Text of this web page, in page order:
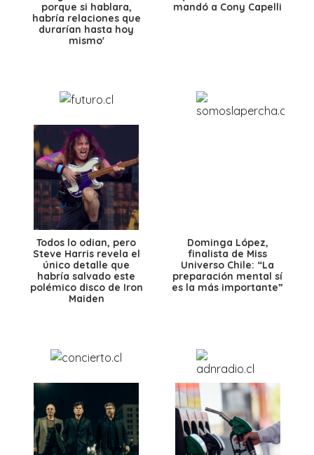
porque si hablara,
habría relaciones que
durarían hasta hoy
mismo'
mandó a Cony Capelli
Todos lo odian, pero
Steve Harris revela el
único detalle que
habría salvado este
polémico disco de Iron
Maiden
Dominga López,
finalista de Miss
Universo Chile: “La
preparación mental sí
es la más importante”